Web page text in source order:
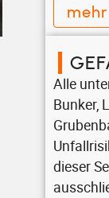
Alle
Bunker,
dieser